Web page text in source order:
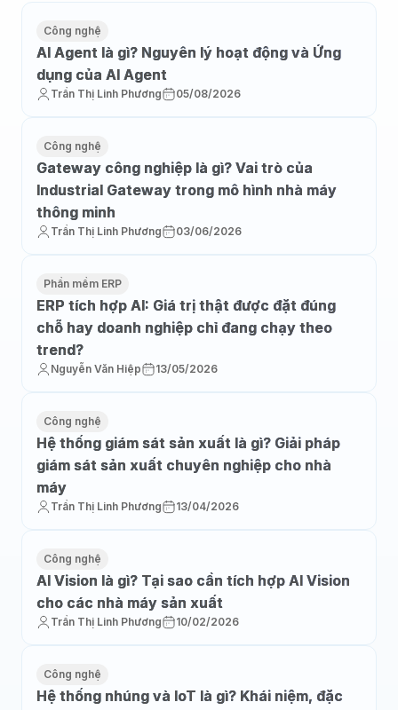
Công nghệ
AI Agent là gì? Nguyên lý hoạt động và Ứng
dụng của AI Agent
Trần Thị Linh Phương 05/08/2026
Công nghệ
Gateway công nghiệp là gì? Vai trò của
Industrial Gateway trong mô hình nhà máy
thông minh
Trần Thị Linh Phương 03/06/2026
Phần mềm ERP
ERP tích hợp AI: Giá trị thật được đặt đúng
chỗ hay doanh nghiệp chỉ đang chạy theo
trend?
Nguyễn Văn Hiệp 13/05/2026
Công nghệ
Hệ thống giám sát sản xuất là gì? Giải pháp
giám sát sản xuất chuyên nghiệp cho nhà
máy
Trần Thị Linh Phương 13/04/2026
Công nghệ
AI Vision là gì? Tại sao cần tích hợp AI Vision
cho các nhà máy sản xuất
Trần Thị Linh Phương 10/02/2026
Công nghệ
Hệ thống nhúng và IoT là gì? Khái niệm, đặc